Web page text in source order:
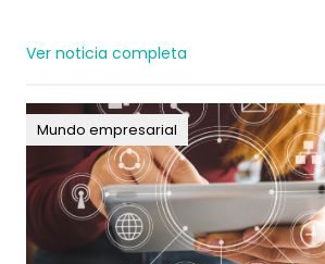
Ver noticia completa
Mundo empresarial